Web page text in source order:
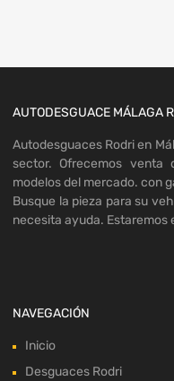
AUTODESGUACE MÁLAGA
Autodesguaces Rodri en
sector. Ofrecemos
modelos del mercado. con
Busque la pieza para su
necesita ayuda. Estaremos
NAVEGACIÓN
Inicio
Desguaces Rodri